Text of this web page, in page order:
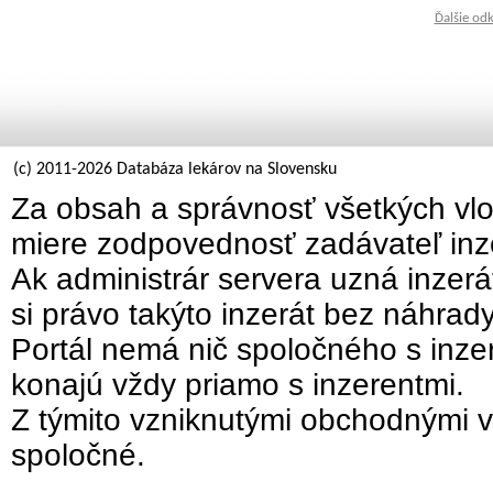
Ďalšie
(c) 2011-2026 Databáza lekárov na Slovensku
Za obsah a správnosť všetkých
miere zodpovednosť zadávateľ
Ak administrár servera uzná
si právo takýto inzerát bez
Portál nemá nič spoločného s
konajú vždy priamo s inzerentmi.
Z týmito vzniknutými obchodnými
spoločné.